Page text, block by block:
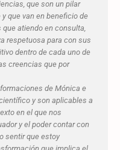
que son un pilar
que van en beneficio de
atiendo en consulta,
respetuosa para con sus
dentro de cada uno de
creencias que por
de Mónica e
y son aplicables a
en el que nos
y el poder contar con
sentir que estoy